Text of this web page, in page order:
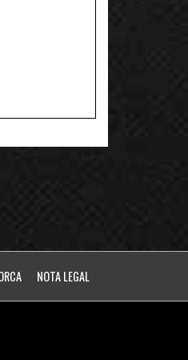
NOTA LEGAL